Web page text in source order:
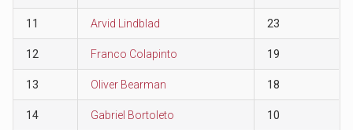
11 Arvid Lindblad 23
12 Franco Colapinto 19
13 Oliver Bearman 18
14 Gabriel Bortoleto 10